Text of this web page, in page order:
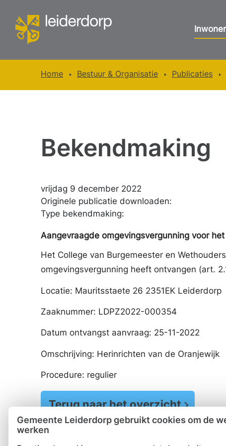
Gemeente Leiderdorp gebruikt cookies om de
werken
Inwoner
Home Bestuur & Organisatie Publicaties
Bekendmaking
vrijdag 9 december 2022
Originele publicatie downloaden:
Type bekendmaking:
Aangevraagde omgevingsvergunning voor
Het College van Burgemeester en
omgevingsvergunning heeft ontvangen (art.
Locatie: Mauritsstaete 26 2351EK Leiderdorp
Zaaknummer: LDPZ2022-000354
Datum ontvangst aanvraag: 25-11-2022
Omschrijving: Herinrichten van de Oranjewijk
Procedure: regulier
Terug naar het overzicht